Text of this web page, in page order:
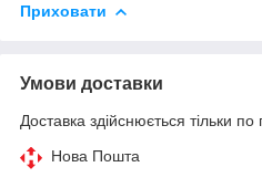
Приховати
Умови доставки
Доставка здійснюється тільки по
Нова Пошта